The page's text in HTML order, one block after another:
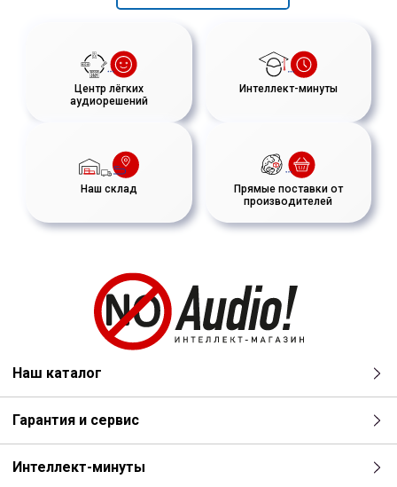
Центр лёгких
аудиорешений
Интеллект-минуты
Наш склад
Прямые поставки от
производителей
Наш каталог
Гарантия и сервис
Интеллект-минуты